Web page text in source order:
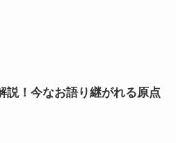
説！今なお語り継がれる原点